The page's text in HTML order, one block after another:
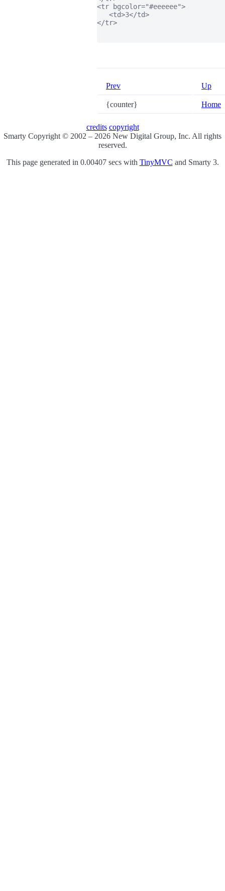
<tr bgcolor="#eeeeee">
   <td>3</td>
</tr>
Prev Up
{counter} Home
credits copyright
Smarty Copyright © 2002 – 2026 New Digital Group, Inc. All rights
reserved.
This page generated in 0.00407 secs with TinyMVC and Smarty 3.